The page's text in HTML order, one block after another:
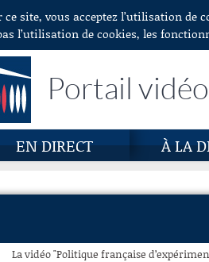
site, vous acceptez l’utilisation
l’utilisation de cookies, les
Portail
EN DIRECT À LA
La vidéo "Politique française